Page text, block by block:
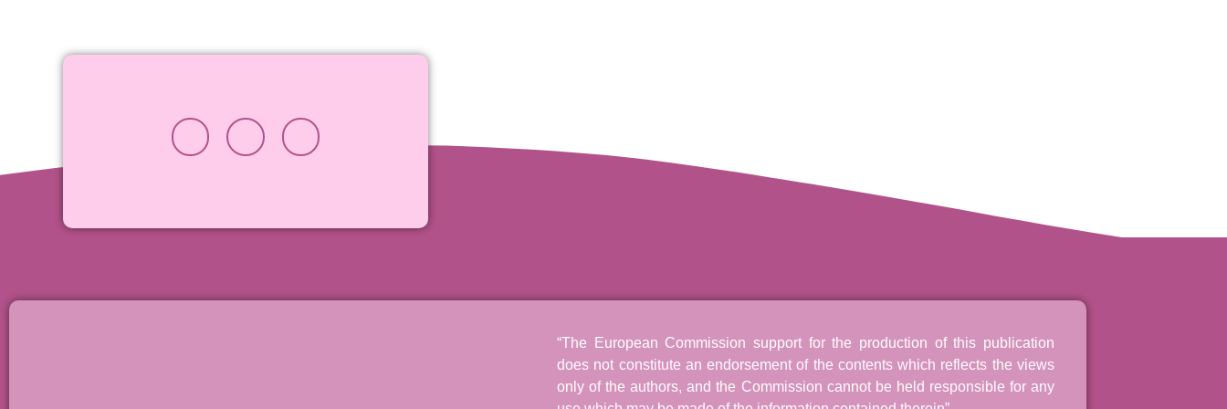
“The European Commission support for the production of this publication
does not constitute an endorsement of the contents which reflects the views
only of the authors, and the Commission cannot be held responsible for any